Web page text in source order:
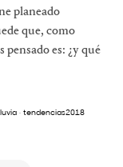
planeado
que, como
pensado es: ¿y qué
· tendencias2018